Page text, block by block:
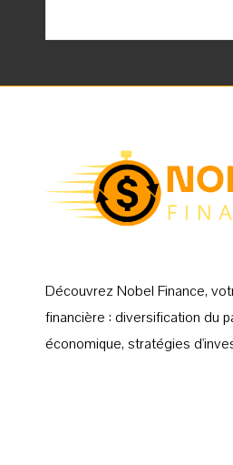
Découvrez Nobel Finance,
financière : diversification du
économique, stratégies